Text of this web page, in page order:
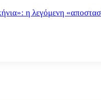
η λεγόμενη